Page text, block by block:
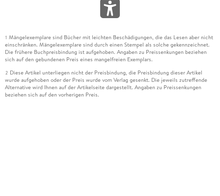
1 Mängelexemplare sind Bücher mit leichten Beschädigungen, die das Lesen aber nicht
einschränken. Mängelexemplare sind durch einen Stempel als solche gekennzeichnet.
Die frühere Buchpreisbindung ist aufgehoben. Angaben zu Preissenkungen beziehen
sich auf den gebundenen Preis eines mangelfreien Exemplars.
2 Diese Artikel unterliegen nicht der Preisbindung, die Preisbindung dieser Artikel
wurde aufgehoben oder der Preis wurde vom Verlag gesenkt. Die jeweils zutreffende
Alternative wird Ihnen auf der Artikelseite dargestellt. Angaben zu Preissenkungen
beziehen sich auf den vorherigen Preis.